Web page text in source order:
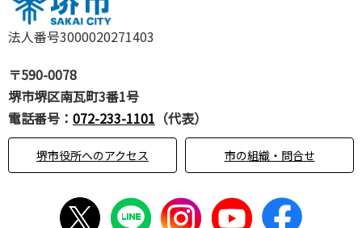
法人番号3000020271403
〒590-0078
堺市堺区南瓦町3番1号
電話番号： 072-233-1101 （代表）
堺市役所へのアクセス 市の組織・問合せ